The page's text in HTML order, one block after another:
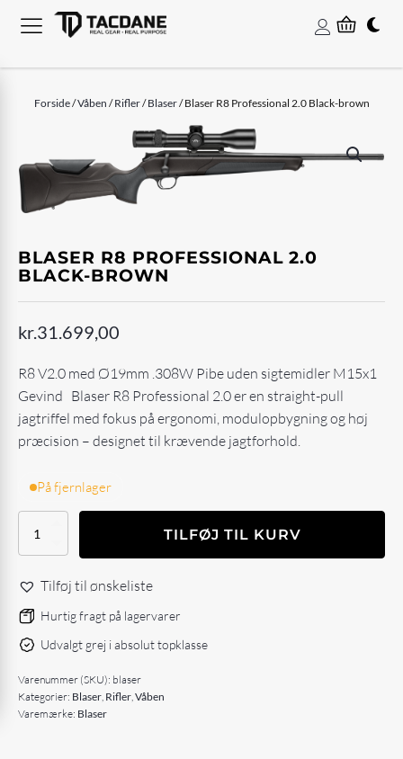
Forside/Våben /Rifler/Blaser/ Blaser R8 Professional 2.0 Black-brown
BLASER R8 PROFESSIONAL 2.0
BLACK-BROWN
kr.31.699,00
R8 V2.0 med Ø19mm .308W Pibe uden sigtemidler M15x1
Gevind Blaser R8 Professional 2.0 er en straight-pull
jagtriffel med fokus på ergonomi, modulopbygning og høj
præcision – designet til krævende jagtforhold.
På fjernlager
Blaser
2.0
Black-
brown
TILFØJ TIL KURV
Tilføj til ønskeliste
Hurtig fragt på lagervarer
Udvalgt grej i absolut topklasse
Varenummer (SKU): blaser
Kategorier: Blaser Rifler Våben
Varemærke: Blaser